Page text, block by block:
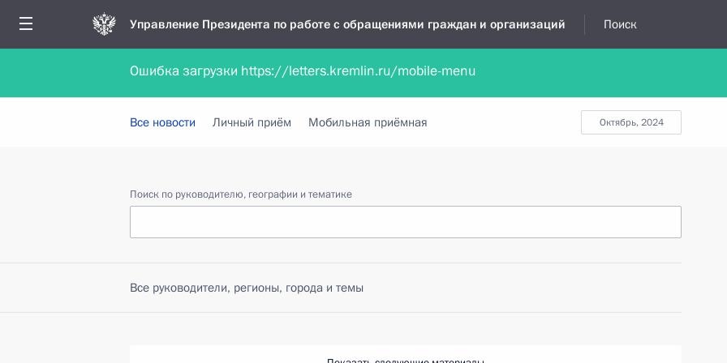
Управление Президента по работе с обращениями граждан и организаций Поиск
Обратиться в форме электронного документа Обратиться в устной форме
октябрь, 2024
Все новости Личный приём Мобильная приёмная
Поиск по руководителю, географии и тематике
Все руководители, регионы, города и темы
Ошибка загрузки https://letters.kremlin.ru/mobile-menu